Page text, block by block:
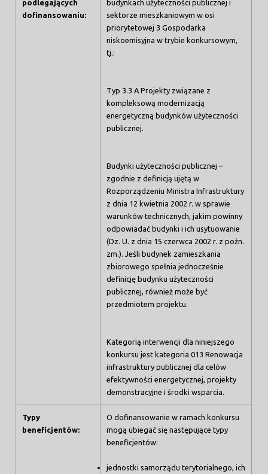
podlegających
dofinansowaniu:
budynkach użyteczności publicznej i
sektorze mieszkaniowym w osi
priorytetowej 3 Gospodarka
niskoemisyjna w trybie konkursowym,
tj.:
Typ 3.3 A Projekty związane z
kompleksową modernizacją
energetyczną budynków użyteczności
publicznej.
Budynki użyteczności publicznej –
zgodnie z definicją ujętą w
Rozporządzeniu Ministra Infrastruktury
z dnia 12 kwietnia 2002 r. w sprawie
warunków technicznych, jakim powinny
odpowiadać budynki i ich usytuowanie
(Dz. U. z dnia 15 czerwca 2002 r. z poźn.
zm.). Jeśli budynek zamieszkania
zbiorowego spełnia jednocześnie
definicję budynku użyteczności
publicznej, również może być
przedmiotem projektu.
Kategorią interwencji dla niniejszego
konkursu jest kategoria 013 Renowacja
infrastruktury publicznej dla celów
efektywności energetycznej, projekty
demonstracyjne i środki wsparcia.
Typy
beneficjentów:
O dofinansowanie w ramach konkursu
mogą ubiegać się następujące typy
beneficjentów:
jednostki samorządu terytorialnego, ich